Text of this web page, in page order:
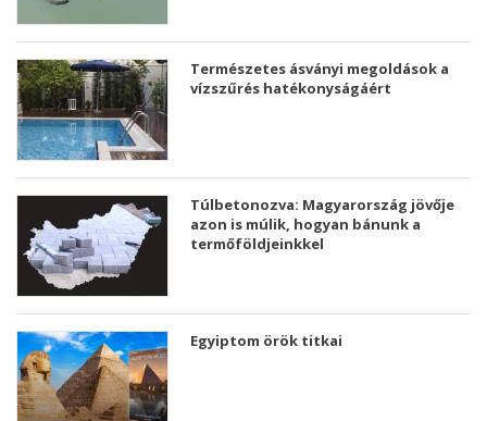
Természetes ásványi megoldások a
vízszűrés hatékonyságáért
Túlbetonozva: Magyarország jövője
azon is múlik, hogyan bánunk a
termőföldjeinkkel
Egyiptom örök titkai